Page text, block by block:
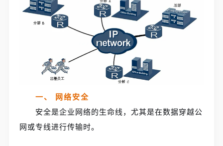
一、 网络安全
安全是企业网络的生命线，尤其是在数据穿越公
网或专线进行传输时。